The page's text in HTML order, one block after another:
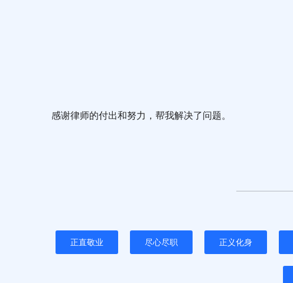
感谢律师的付出和努力，帮我解决了问题。
正直敬业 尽心尽职 正义化身